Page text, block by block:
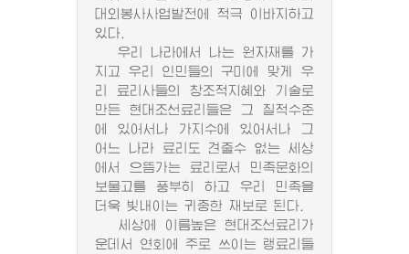
대외봉사사업발전에 적극 이바지하고
있다.
우리 나라에서 나는 원자재를 가
지고 우리 인민들의 구미에 맞게 우
리 료리사들의 창조적지혜와 기술로
만든 현대조선료리들은 그 질적수준
에 있어서나 가지수에 있어서나 그
어느 나라 료리도 견줄수 없는 세상
에서 으뜸가는 료리로서 민족문화의
보물고를 풍부히 하고 우리 민족을
더욱 빛내이는 귀중한 재보로 된다.
세상에 이름높은 현대조선료리가
운데서 연회에 주로 쓰이는 랭료리들